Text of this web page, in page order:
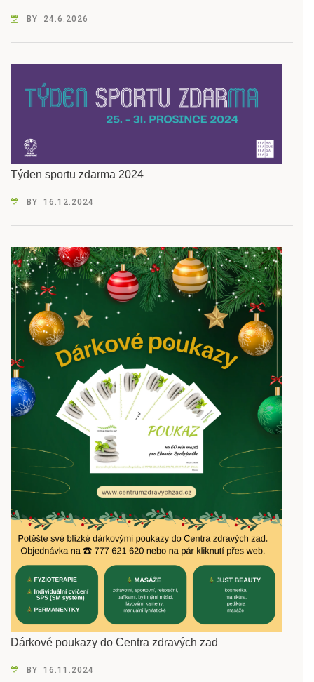
BY 24.6.2026
Týden sportu zdarma 2024
BY 16.12.2024
Dárkové poukazy do Centra zdravých zad
BY 16.11.2024